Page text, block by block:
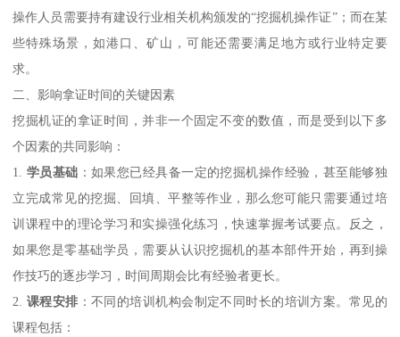
操作人员需要持有建设行业相关机构颁发的“挖掘机操作证”；而在某
些特殊场景，如港口、矿山，可能还需要满足地方或行业特定要
求。
二、影响拿证时间的关键因素
挖掘机证的拿证时间，并非一个固定不变的数值，而是受到以下多
个因素的共同影响：
1. 学员基础 ：如果您已经具备一定的挖掘机操作经验，甚至能够独
立完成常见的挖掘、回填、平整等作业，那么您可能只需要通过培
训课程中的理论学习和实操强化练习，快速掌握考试要点。反之，
如果您是零基础学员，需要从认识挖掘机的基本部件开始，再到操
作技巧的逐步学习，时间周期会比有经验者更长。
2. 课程安排：不同的培训机构会制定不同时长的培训方案。常见的
课程包括：